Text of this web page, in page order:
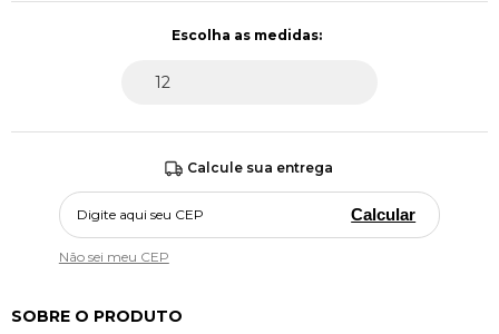
Calcule sua entrega
Calcular
Não sei meu CEP
SOBRE O PRODUTO